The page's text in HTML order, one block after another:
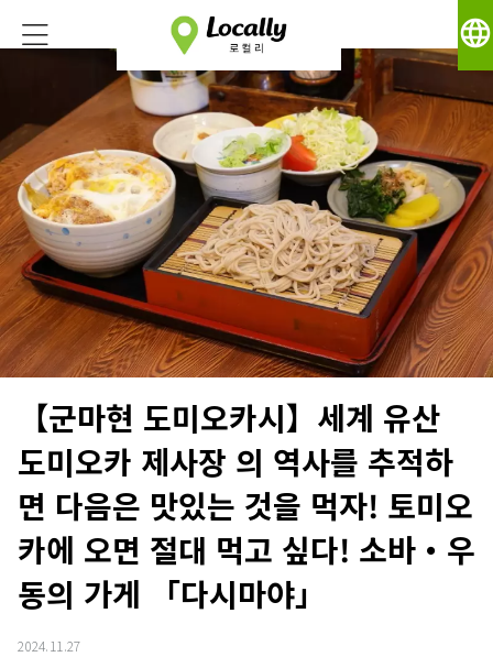
language
【군마현 도미오카시】세계 유산
도미오카 제사장 의 역사를 추적하
면 다음은 맛있는 것을 먹자! 토미오
카에 오면 절대 먹고 싶다! 소바・우
동의 가게 「다시마야」
2024.11.27